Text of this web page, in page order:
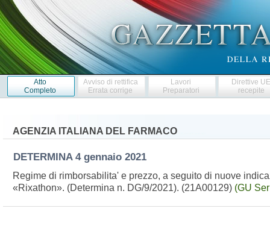
Atto
Completo
Avviso di rettifica
Errata corrige
Lavori
Preparatori
Direttive
recepite
AGENZIA ITALIANA DEL FARMACO
DETERMINA 4 gennaio 2021
Regime di rimborsabilita' e prezzo, a seguito di nuove
«Rixathon». (Determina n. DG/9/2021). (21A00129) (GU